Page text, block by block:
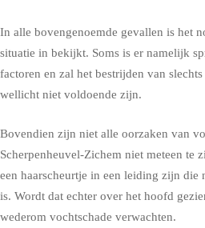
In alle bovengenoemde gevallen is het
situatie in bekijkt. Soms is er namelijk
factoren en zal het bestrijden van
wellicht niet voldoende zijn.
Bovendien zijn niet alle oorzaken van
Scherpenheuvel-Zichem niet meteen te
een haarscheurtje in een leiding zijn die
is. Wordt dat echter over het hoofd
wederom vochtschade verwachten.